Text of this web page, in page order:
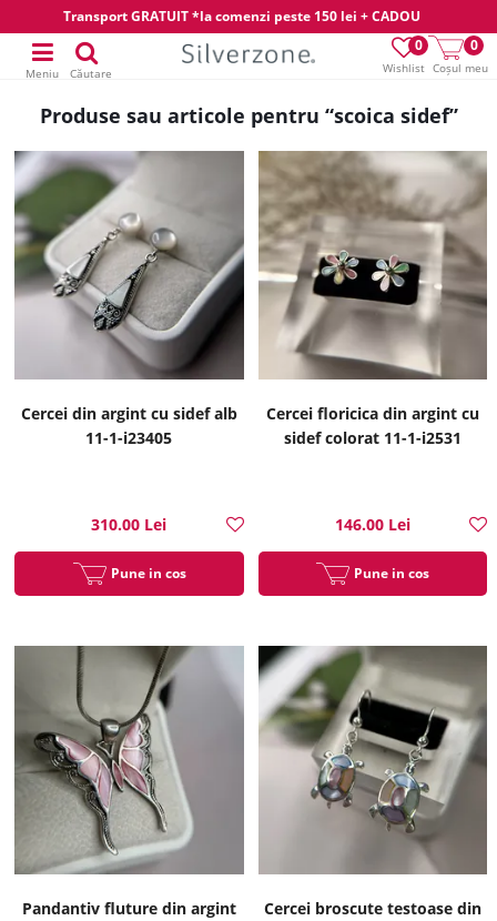
Transport GRATUIT *la comenzi peste 150 lei + CADOU
Wishlist
0
Coșul meu
0
Meniu Căutare
Produse sau articole pentru “scoica sidef”
Cercei din argint cu sidef alb
11-1-i23405
310.00 Lei
Pune in cos
Cercei floricica din argint cu
sidef colorat 11-1-i2531
146.00 Lei
Pune in cos
Pandantiv fluture din argint
Cercei broscute testoase din